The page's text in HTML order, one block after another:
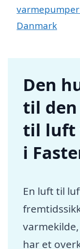
Danmark
Den
til
til luft
i
En luft til
har et